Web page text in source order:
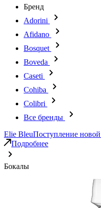
Бренд
Adorini
Afidano
Bosquet
Boveda
Caseti
Cohiba
Colibri
Все бренды
Elie BleuПоступление
Подробнее
Бокалы